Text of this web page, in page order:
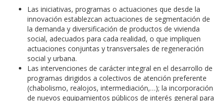
Las iniciativas, programas o actuaciones que desde la
innovación establezcan actuaciones de segmentación de
la demanda y diversificación de productos de vivienda
social, adecuados para cada realidad, o que impliquen
actuaciones conjuntas y transversales de regeneración
social y urbana.
Las intervenciones de carácter integral en el desarrollo de
programas dirigidos a colectivos de atención preferente
(chabolismo, realojos, intermediación,…); la incorporación
de nuevos equipamientos públicos de interés general para